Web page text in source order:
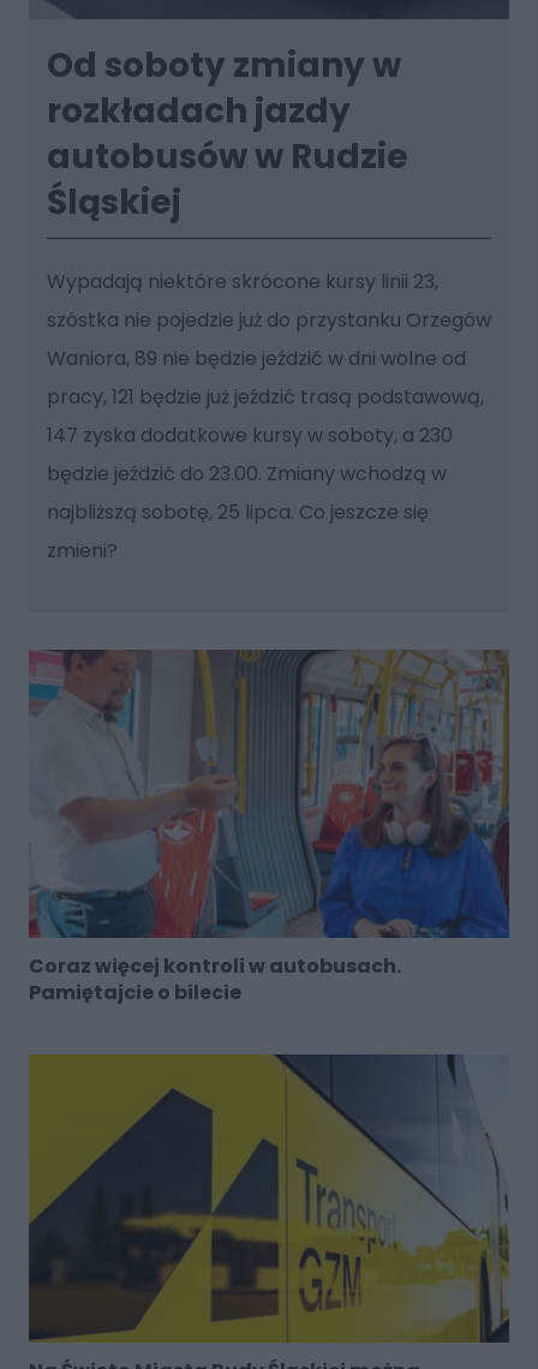
Od soboty zmiany w
rozkładach jazdy
autobusów w Rudzie
Śląskiej
Wypadają niektóre skrócone kursy linii 23,
szóstka nie pojedzie już do przystanku Orzegów
Waniora, 89 nie będzie jeździć w dni wolne od
pracy, 121 będzie już jeździć trasą podstawową,
147 zyska dodatkowe kursy w soboty, a 230
będzie jeździć do 23.00. Zmiany wchodzą w
najbliższą sobotę, 25 lipca. Co jeszcze się
zmieni?
Coraz więcej kontroli w autobusach.
Pamiętajcie o bilecie